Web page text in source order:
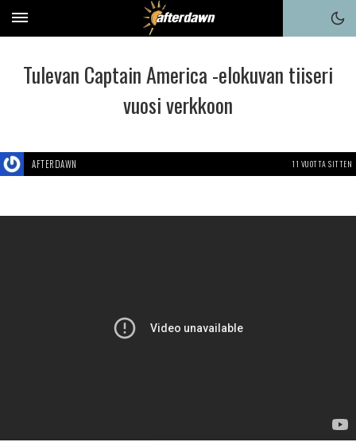
Tulevan Captain America -elokuvan tiiseri
vuosi verkkoon
AFTERDAWN 11 VUOTTA SITTEN